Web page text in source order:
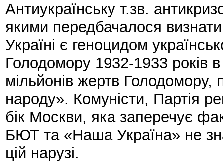
Антиукраїнську т.зв.
якими передбачалося
Україні є геноцидом
Голодомору 1932-1933 років
мільйонів жертв Голодомору,
народу». Комуністи, Партія
бік Москви, яка заперечує
БЮТ та «Наша Україна» не
цій нарузі.